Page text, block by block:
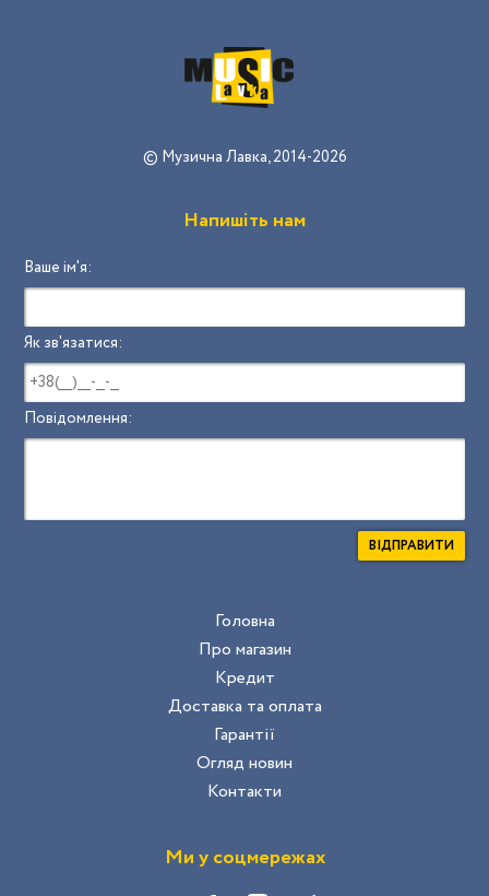
© Музична Лавка, 2014-2026
Напишіть нам
Ваше ім'я:
Як зв'язатися:
Повідомлення:
ВІДПРАВИТИ
Головна
Про магазин
Кредит
Доставка та оплата
Гарантії
Огляд новин
Контакти
Ми у соцмережах